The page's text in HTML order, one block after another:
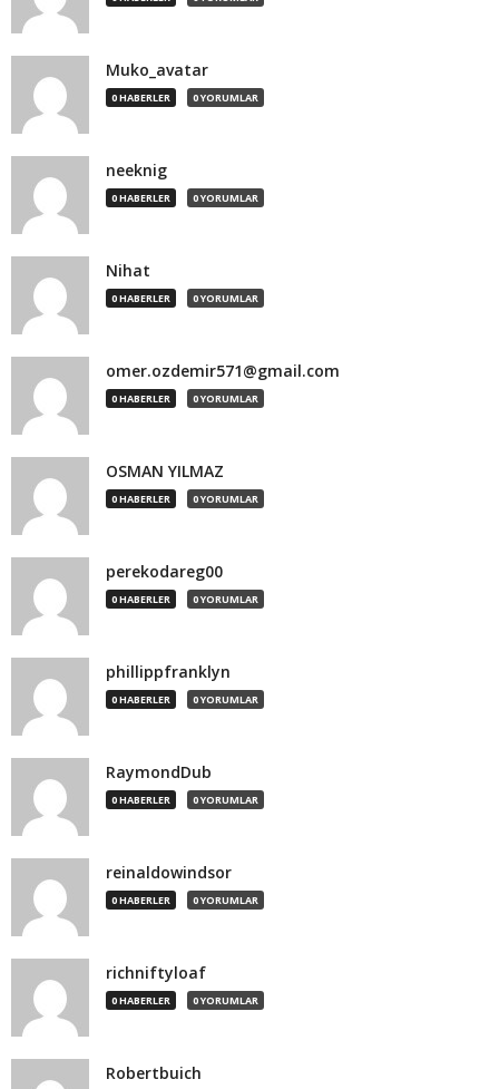
Muko_avatar
0 HABERLER 0 YORUMLAR
neeknig
0 HABERLER 0 YORUMLAR
Nihat
0 HABERLER 0 YORUMLAR
omer.ozdemir571@gmail.com
0 HABERLER 0 YORUMLAR
OSMAN YILMAZ
0 HABERLER 0 YORUMLAR
perekodareg00
0 HABERLER 0 YORUMLAR
phillippfranklyn
0 HABERLER 0 YORUMLAR
RaymondDub
0 HABERLER 0 YORUMLAR
reinaldowindsor
0 HABERLER 0 YORUMLAR
richniftyloaf
0 HABERLER 0 YORUMLAR
Robertbuich